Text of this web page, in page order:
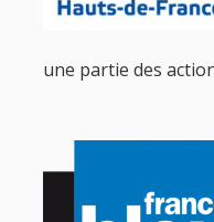
une partie des